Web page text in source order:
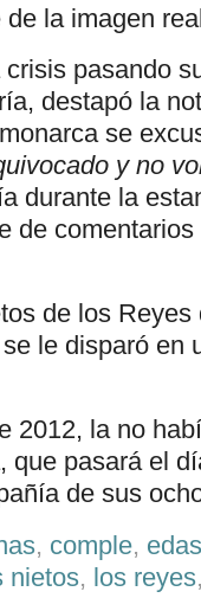
la imagen
crisis pasando
destapó la
se
y no
durante la
de
de los
le disparó en
2012, la no
que pasará el
de sus
, comple, edas
nietos, los reyes